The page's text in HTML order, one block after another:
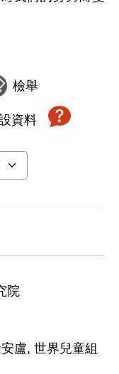
檢舉
資料
院
盧, 世界兒童組